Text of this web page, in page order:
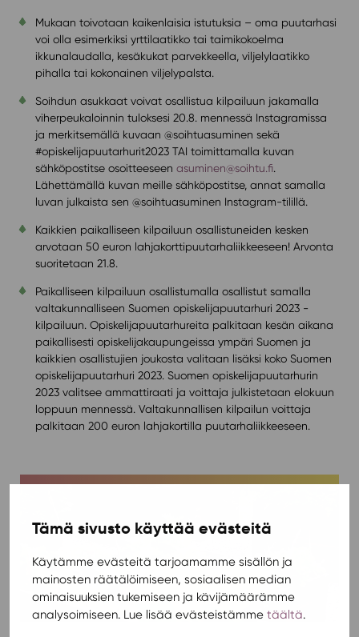
Tämä sivusto käyttää evästeitä
Käytämme evästeitä tarjoamamme sisällön ja
mainosten räätälöimiseen, sosiaalisen median
ominaisuuksien tukemiseen ja kävijämäärämme
analysoimiseen. Lue lisää evästeistämme täältä.
Mukaan toivotaan kaikenlaisia istutuksia – oma puutarhasi
voi olla esimerkiksi yrttilaatikko tai taimikokoelma
ikkunalaudalla, kesäkukat parvekkeella, viljelylaatikko
pihalla tai kokonainen viljelypalsta.
Soihdun asukkaat voivat osallistua kilpailuun jakamalla
viherpeukaloinnin tuloksesi 20.8. mennessä Instagramissa
ja merkitsemällä kuvaan @soihtuasuminen sekä
#opiskelijapuutarhurit2023 TAI toimittamalla kuvan
sähköpostitse osoitteeseenasuminen@soihtu.fi.
Lähettämällä kuvan meille sähköpostitse, annat samalla
luvan julkaista sen @soihtuasuminen Instagram-tilillä.
Kaikkien paikalliseen kilpailuun osallistuneiden kesken
arvotaan 50 euron lahjakorttipuutarhaliikkeeseen! Arvonta
suoritetaan 21.8.
Paikalliseen kilpailuun osallistumalla osallistut samalla
valtakunnalliseen Suomen opiskelijapuutarhuri 2023 -
kilpailuun. Opiskelijapuutarhureita palkitaan kesän aikana
paikallisesti opiskelijakaupungeissa ympäri Suomen ja
kaikkien osallistujien joukosta valitaan lisäksi koko Suomen
opiskelijapuutarhuri 2023. Suomen opiskelijapuutarhurin
2023 valitsee ammattiraati ja voittaja julkistetaan elokuun
loppuun mennessä. Valtakunnallisen kilpailun voittaja
palkitaan 200 euron lahjakortilla puutarhaliikkeeseen.